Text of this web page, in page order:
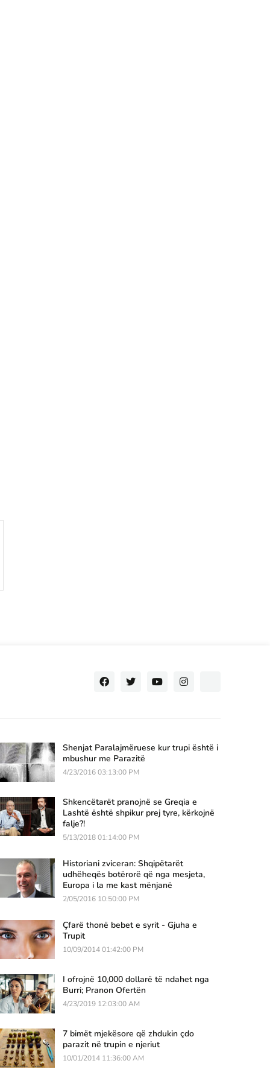
Shenjat Paralajmëruese kur trupi është i
mbushur me Parazitë
4/23/2016 03:13:00 PM
Shkencëtarët pranojnë se Greqia e
Lashtë është shpikur prej tyre, kërkojnë
falje?!
5/13/2018 01:14:00 PM
Historiani zviceran: Shqipëtarët
udhëheqës botërorë që nga mesjeta,
Europa i la me kast mënjanë
2/05/2016 10:50:00 PM
Çfarë thonë bebet e syrit - Gjuha e
Trupit
10/09/2014 01:42:00 PM
I ofrojnë 10,000 dollarë të ndahet nga
Burri; Pranon Ofertën
4/23/2019 12:03:00 AM
7 bimët mjekësore që zhdukin çdo
parazit në trupin e njeriut
10/01/2014 11:36:00 AM